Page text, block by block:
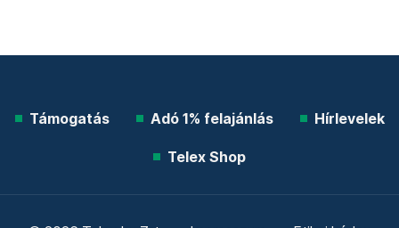
Támogatás Adó 1% felajánlás Hírlevelek
Telex Shop